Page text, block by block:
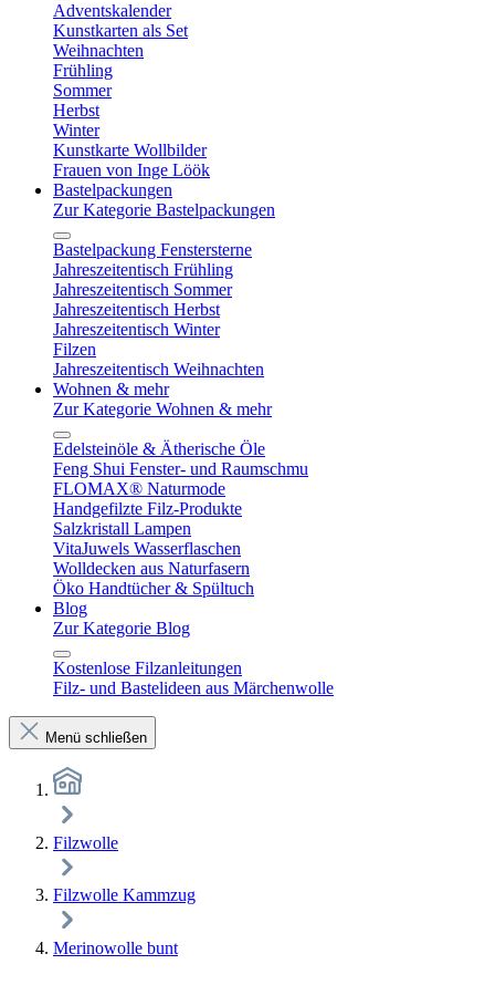
Adventskalender
Kunstkarten als Set
Weihnachten
Frühling
Sommer
Herbst
Winter
Kunstkarte Wollbilder
Frauen von Inge Löök
Bastelpackungen
Zur Kategorie Bastelpackungen
Bastelpackung Fenstersterne
Jahreszeitentisch Frühling
Jahreszeitentisch Sommer
Jahreszeitentisch Herbst
Jahreszeitentisch Winter
Filzen
Jahreszeitentisch Weihnachten
Wohnen & mehr
Zur Kategorie Wohnen & mehr
Edelsteinöle & Ätherische Öle
Feng Shui Fenster- und Raumschmu
FLOMAX® Naturmode
Handgefilzte Filz-Produkte
Salzkristall Lampen
VitaJuwels Wasserflaschen
Wolldecken aus Naturfasern
Öko Handtücher & Spültuch
Blog
Zur Kategorie Blog
Kostenlose Filzanleitungen
Filz- und Bastelideen aus Märchenwolle
Menü schließen
Filzwolle
Filzwolle Kammzug
Merinowolle bunt